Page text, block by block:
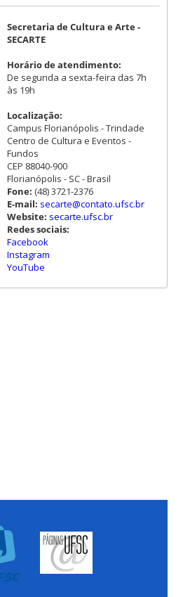
Secretaria de Cultura e Arte -
SECARTE
Horário de atendimento:
De segunda a sexta-feira das 7h
às 19h
Localização:
Campus Florianópolis - Trindade
Centro de Cultura e Eventos -
Fundos
CEP 88040-900
Florianópolis - SC - Brasil
Fone: (48) 3721-2376
E-mail: secarte@contato.ufsc.br
Website: secarte.ufsc.br
Redes sociais:
Facebook
Instagram
YouTube